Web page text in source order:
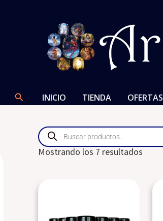
Buscar INICIO TIENDA OFERTAS
Products
search
Mostrando los 7 resultados
tiene